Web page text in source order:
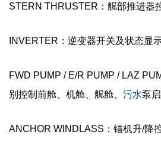
STERN THRUSTER：艉部推进器
INVERTER：逆变器开关及状态显
FWD PUMP / E/R PUMP / LAZ
别控制前舱、机舱、艉舱、 污水泵
ANCHOR WINDLASS：锚机升/降